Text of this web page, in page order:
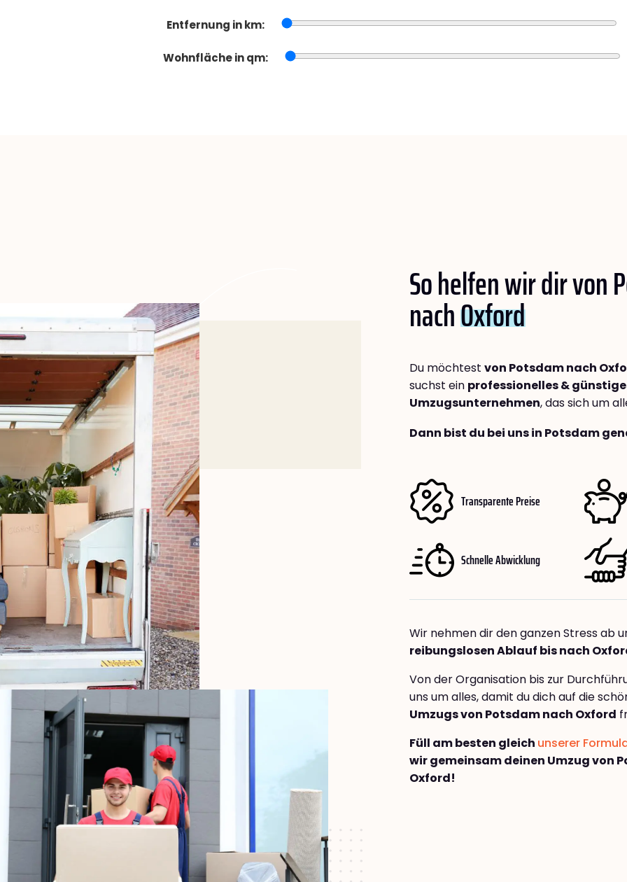
Entfernung in km:
Wohnfläche in qm:
So helfen wir dir von
nachOxford
Du möchtest von Potsdam nach
suchst ein professionelles &
Umzugsunternehmen, das sich um
Dann bist du bei uns in Potsdam
Transparente Preise
Schnelle Abwicklung
Wir nehmen dir den ganzen Stress ab
reibungslosen Ablauf bis nach
Von der Organisation bis zur
uns um alles, damit du dich auf die
Umzugs von Potsdam nach Oxford
Füll am besten gleich unserer
wir gemeinsam deinen Umzug von
Oxford!